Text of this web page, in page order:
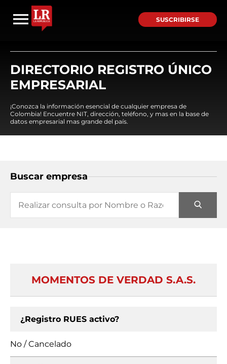
SUSCRIBIRSE
DIRECTORIO REGISTRO ÚNICO
EMPRESARIAL
¡Conozca la información esencial de cualquier empresa de
Colombia! Encuentre NIT, dirección, teléfono, y mas en la base de
datos empresarial mas grande del país.
Buscar empresa
MOMENTOS DE VERDAD S.A.S.
¿Registro RUES activo?
No / Cancelado